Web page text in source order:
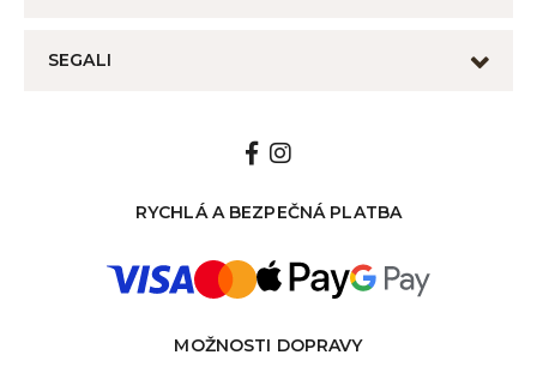
SEGALI
RYCHLÁ A BEZPEČNÁ PLATBA
MOŽNOSTI DOPRAVY